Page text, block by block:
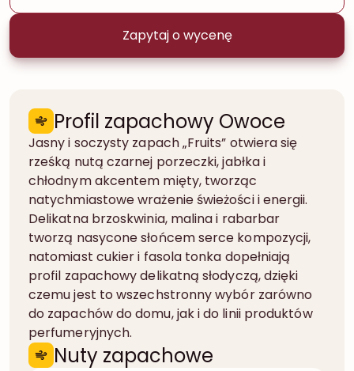
Zapytaj o wycenę
Profil zapachowy Owoce
Jasny i soczysty zapach „Fruits” otwiera się
rześką nutą czarnej porzeczki, jabłka i
chłodnym akcentem mięty, tworząc
natychmiastowe wrażenie świeżości i energii.
Delikatna brzoskwinia, malina i rabarbar
tworzą nasycone słońcem serce kompozycji,
natomiast cukier i fasola tonka dopełniają
profil zapachowy delikatną słodyczą, dzięki
czemu jest to wszechstronny wybór zarówno
do zapachów do domu, jak i do linii produktów
perfumeryjnych.
Nuty zapachowe